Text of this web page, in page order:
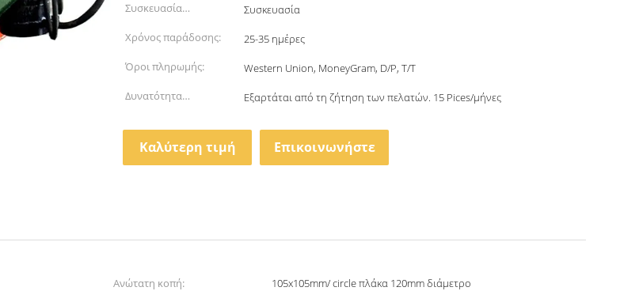
Συσκευασία
λεπτομέρειες:
Συσκευασία
Χρόνος παράδοσης:
25-35 ημέρες
Όροι πληρωμής:
Western Union, MoneyGram, D/P, T/T
Δυνατότητα
Εξαρτάται από τη ζήτηση των πελατών. 15 Pices/μήνες
Καλύτερη τιμή Επικοινωνήστε
Ανώτατη κοπή:
105x105mm/ circle πλάκα 120mm διάμετρο